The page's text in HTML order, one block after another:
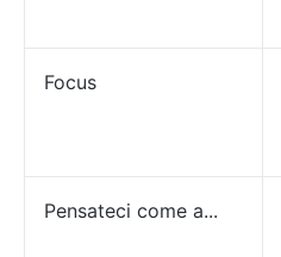
Focus
Pensateci come a...